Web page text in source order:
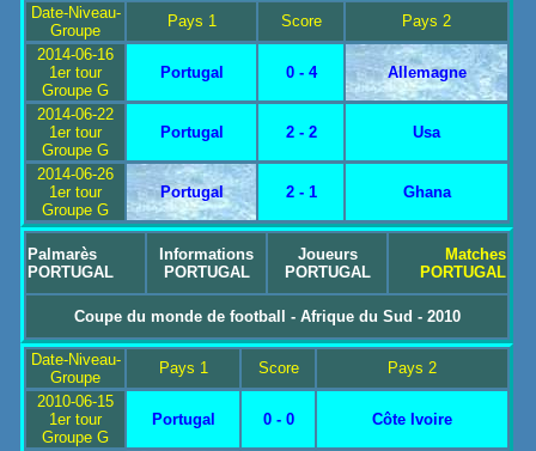
Date-Niveau-
Groupe
Pays 1 Score
Pays 2
2014-06-16
1er tour
Groupe G
Portugal 0 - 4 Allemagne
2014-06-22
1er tour
Groupe G
Portugal 2 - 2 Usa
2014-06-26
1er tour
Groupe G
Portugal 2 - 1 Ghana
Palmarès
PORTUGAL
Informations
PORTUGAL
Joueurs
PORTUGAL
Matches
PORTUGAL
Coupe du monde de football - Afrique du Sud - 2010
Date-Niveau-
Groupe
Pays 1 Score
Pays 2
2010-06-15
1er tour
Groupe G
Portugal 0 - 0 Côte Ivoire